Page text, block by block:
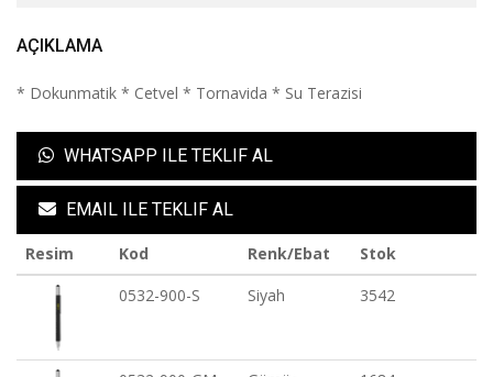
AÇIKLAMA
* Dokunmatik * Cetvel * Tornavida * Su Terazisi
WHATSAPP ILE TEKLIF AL
EMAIL ILE TEKLIF AL
Resim Kod Renk/Ebat
Stok
0532-900-S
Siyah 3542